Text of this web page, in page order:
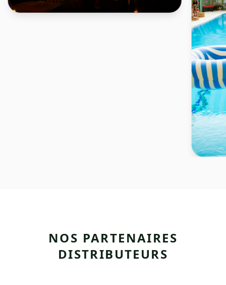
NOS PARTENAIRES
DISTRIBUTEURS